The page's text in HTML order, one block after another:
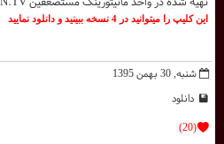
شنبه, 30 بهمن 1395
دانلود
(20)
اين کليپ را ميتوانيد در 4 نسخه ببينيد و دانلود نماييد